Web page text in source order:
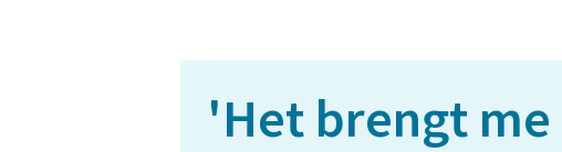
'Het brengt